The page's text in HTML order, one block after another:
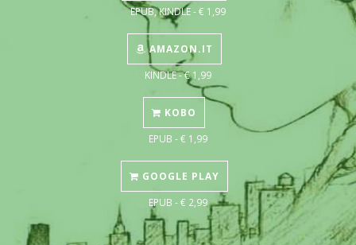
EPUB, KINDLE - € 1,99
AMAZON.IT
KINDLE - € 1,99
KOBO
EPUB - € 1,99
GOOGLE PLAY
EPUB - € 2,99